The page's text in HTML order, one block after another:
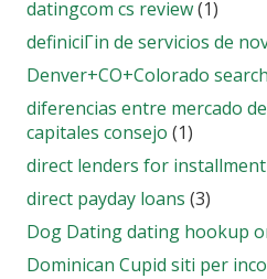
datingcom cs review(1)
definiciГіn de servicios de
Denver+CO+Colorado
diferencias entre mercado
capitales consejo (1)
direct lenders for
direct payday loans (3)
Dog Dating dating hookup
Dominican Cupid siti per